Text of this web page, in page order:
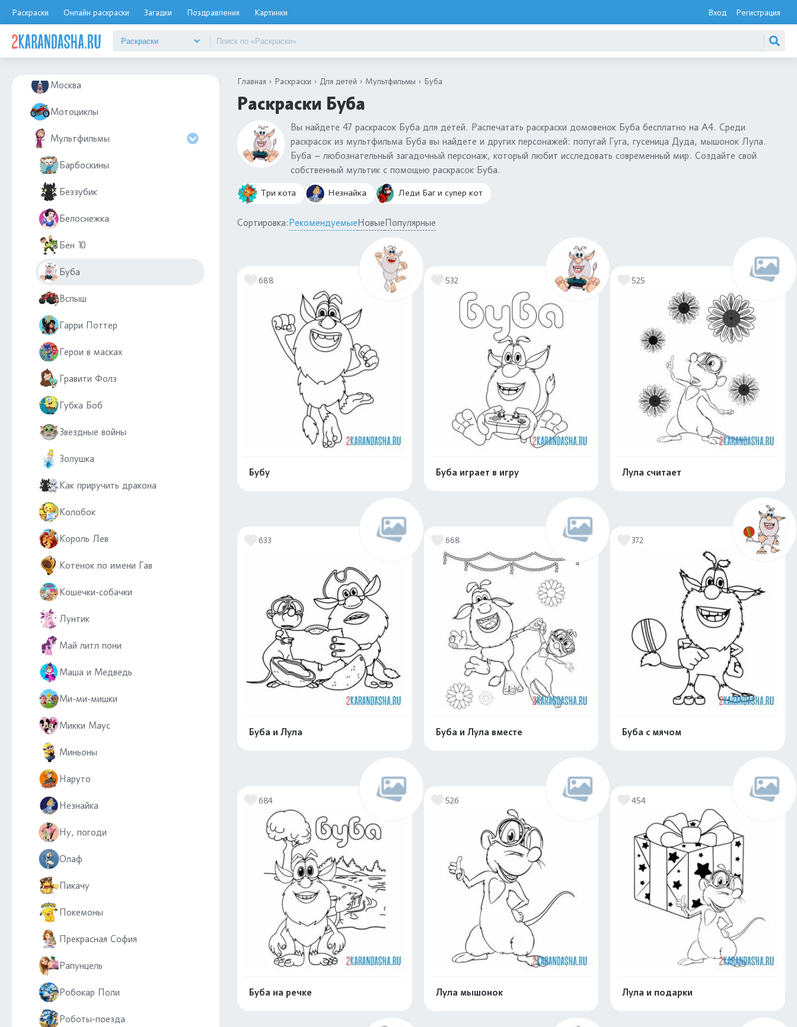
Раскраски Онлайн раскраски Загадки Поздравления Картинки Вход Регистрация
Морские обитатели
Москва
Мотоциклы
Мультфильмы
Барбоскины
Беззубик
Белоснежка
Бен 10
Буба
Вспыш
Гарри Поттер
Герои в масках
Гравити Фолз
Губка Боб
Звездные войны
Золушка
Как приручить дракона
Колобок
Король Лев
Котенок по имени Гав
Кошечки-собачки
Лунтик
Май литл пони
Маша и Медведь
Ми-ми-мишки
Микки Маус
Миньоны
Наруто
Незнайка
Ну, погоди
Олаф
Пикачу
Покемоны
Прекрасная София
Рапунцель
Робокар Поли
Роботы-поезда
Главная Раскраски Для детей Мультфильмы Буба
Раскраски Буба
Вы найдете 47 раскрасок Буба для детей. Распечатать раскраски домовенок Буба бесплатно на А4. Среди
раскрасок из мультфильма Буба вы найдете и других персонажей: попугай Гуга, гусеница Дуда, мышонок Лула.
Буба – любознательный загадочный персонаж, который любит исследовать современный мир. Создайте свой
собственный мультик с помощью раскрасок Буба.
Три кота Незнайка Леди Баг и супер кот
Сортировка:РекомендуемыеНовыеПопулярные
688
Бубу
532
Буба играет в игру
525
Лула считает
633
Буба и Лула
668
Буба и Лула вместе
372
Буба с мячом
684
Буба на речке
526
Лула мышонок
454
Лула и подарки